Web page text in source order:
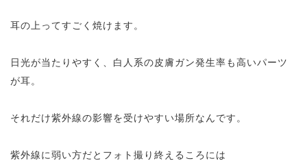
耳の上ってすごく焼けます。
日光が当たりやすく、白人系の皮膚ガン発生率も高いパーツ
が耳。
それだけ紫外線の影響を受けやすい場所なんです。
紫外線に弱い方だとフォト撮り終えるころには